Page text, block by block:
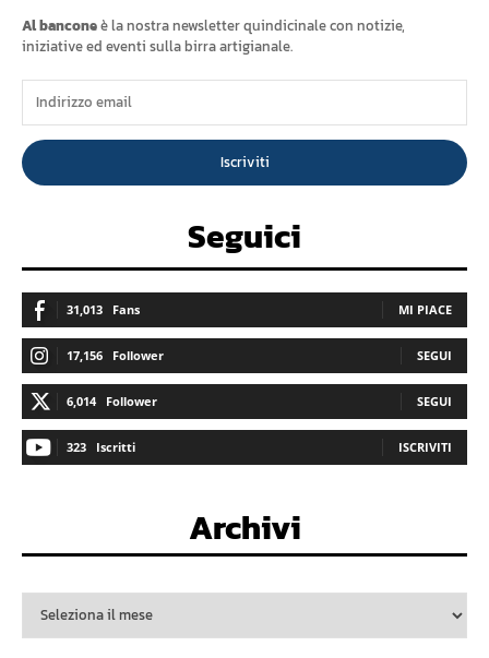
Al banconeè la nostra newsletter quindicinale con notizie,
iniziative ed eventi sulla birra artigianale.
Iscriviti
Seguici
31,013 Fans MI PIACE
17,156 Follower SEGUI
6,014 Follower SEGUI
323 Iscritti ISCRIVITI
Archivi